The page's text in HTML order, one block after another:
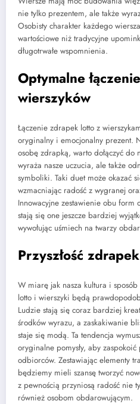
nie tylko prezentem, ale także
Osobisty charakter każdego
wartościowe niż tradycyjne
długotrwałe wspomnienia.
Optymalne
wierszyków
Łączenie zdrapek lotto z
oryginalny i emocjonalny prezent.
osobę zdrapką, warto dołączyć do
wyraża nasze uczucia, ale także
symboliki. Taki duet może okazać
wzmacniając radość z wygranej
Innowacyjne zestawienie obu
stają się one jeszcze bardziej
wywołując uśmiech na twarzy
Przyszłość
W miarę jak nasza kultura i
lotto i wierszyki będą
Ludzie stają się coraz bardziej
środków wyrazu, a zaskakiwanie
staje się modą. Ta tendencja
oryginalne pomysły, aby zaspokoić
odbiorców. Zestawiając elementy
będziemy mieli szansę tworzyć
z pewnością przyniosą radość nie
również osobom obdarowującym.